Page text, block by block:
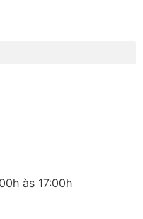
às 17:00h